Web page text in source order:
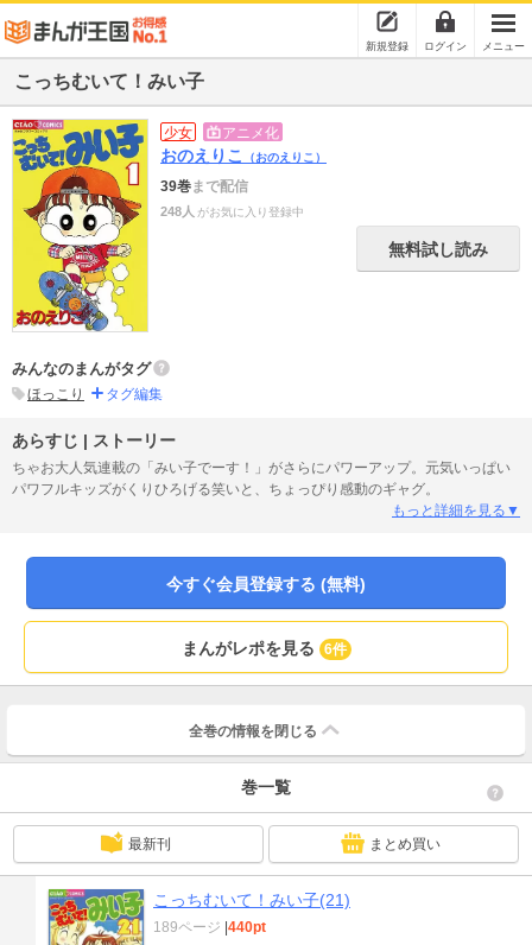
新規登録 ログイン メニュー
こっちむいて！みい子
少女 アニメ化
おのえりこ （おのえりこ）
39巻まで配信
248人 がお気に入り登録中
無料試し読み
みんなのまんがタグ
ほっこり タグ編集
あらすじ | ストーリー
ちゃお大人気連載の「みい子でーす！」がさらにパワーアップ。元気いっぱい
パワフルキッズがくりひろげる笑いと、ちょっぴり感動のギャグ。
もっと詳細を見る▼
今すぐ会員登録する (無料)
まんがレポを見る 6件
全巻の情報を 閉じる
巻一覧
最新刊 まとめ買い
こっちむいて！みい子(21)
189ページ 440pt